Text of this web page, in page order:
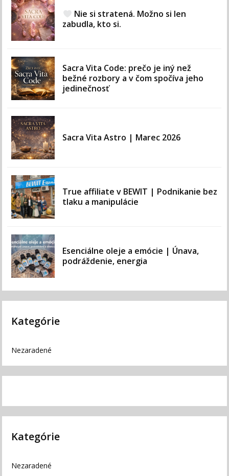
Nie si stratená. Možno si len
zabudla, kto si.
Sacra Vita Code: prečo je iný než
bežné rozbory a v čom spočíva jeho
jedinečnosť
Sacra Vita Astro | Marec 2026
True affiliate v BEWIT | Podnikanie bez
tlaku a manipulácie
Esenciálne oleje a emócie | Únava,
podráždenie, energia
Kategórie
Nezaradené
Kategórie
Nezaradené